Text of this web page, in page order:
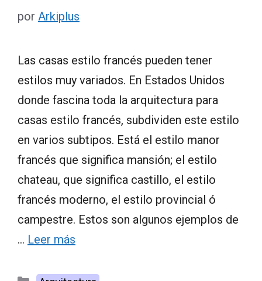
por Arkiplus
Las casas estilo francés pueden tener
estilos muy variados. En Estados Unidos
donde fascina toda la arquitectura para
casas estilo francés, subdividen este estilo
en varios subtipos. Está el estilo manor
francés que significa mansión; el estilo
chateau, que significa castillo, el estilo
francés moderno, el estilo provincial ó
campestre. Estos son algunos ejemplos de
… Leer más